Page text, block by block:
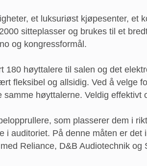
et luksuriøst kjøpesenter,
sitteplasser og brukes til et
og kongressformål.
høyttalere til salen og det
fleksibel og allsidig. Ved å velge
samme høyttalerne. Veldig effektivt
som plasserer dem i
auditoriet. På denne måten er
Reliance, D&B Audiotechnik og